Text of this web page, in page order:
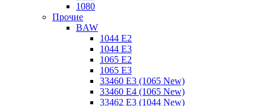
1080
Прочие
BAW
1044 E2
1044 E3
1065 E2
1065 E3
33460 E3 (1065 New)
33460 E4 (1065 New)
33462 E3 (1044 New)